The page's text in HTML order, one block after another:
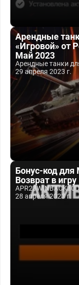
Арендные
«Игровой» от
Май 2023
Арендные танки
29 апреля 2023 г.
Бонус-код для
Возврат в игру
28 апреля 2023 г.